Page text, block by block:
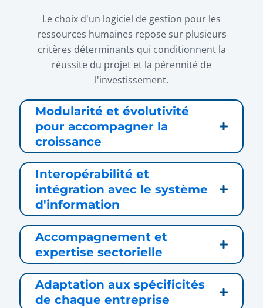
Le choix d'un logiciel de gestion pour les
ressources humaines repose sur plusieurs
critères déterminants qui conditionnent la
réussite du projet et la pérennité de
l'investissement.
Modularité et évolutivité
pour accompagner la
croissance
Interopérabilité et
intégration avec le système
d'information
Accompagnement et
expertise sectorielle
Adaptation aux spécificités
de chaque entreprise